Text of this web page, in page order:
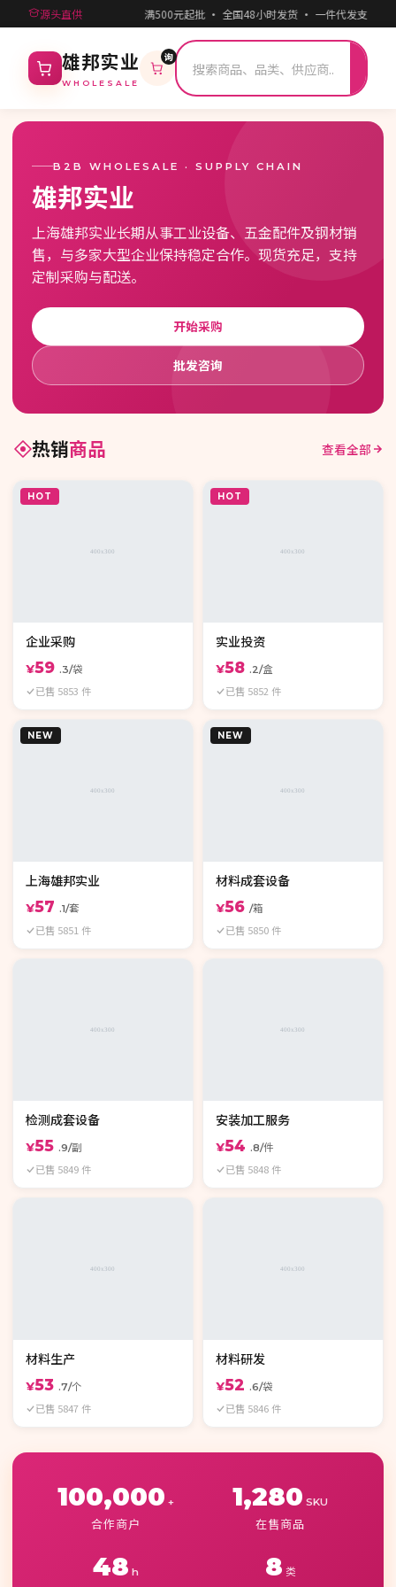
源头直供 满500元起批 · 全国48小时发货 · 一件代发支持 ·
雄邦实业
WHOLESALE
询
B2B WHOLESALE · SUPPLY CHAIN
雄邦实业
上海雄邦实业长期从事工业设备、五金配件及钢材销
售，与多家大型企业保持稳定合作。现货充足，支持
定制采购与配送。
开始采购
批发咨询
热销商品 查看全部
HOT
企业采购
¥59 .3/袋
已售 5853 件
HOT
实业投资
¥58 .2/盒
已售 5852 件
NEW
上海雄邦实业
¥57 .1/套
已售 5851 件
NEW
材料成套设备
¥56 /箱
已售 5850 件
检测成套设备
¥55 .9/副
已售 5849 件
安装加工服务
¥54 .8/件
已售 5848 件
材料生产
¥53 .7/个
已售 5847 件
材料研发
¥52 .6/袋
已售 5846 件
100,000 +
合作商户
1,280 SKU
在售商品
48 h 8 类